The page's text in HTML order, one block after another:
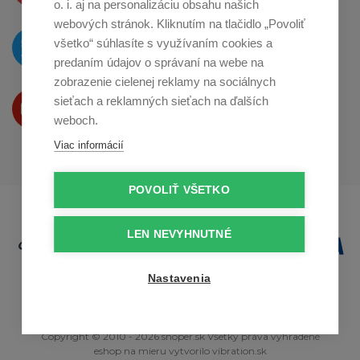
O novinkách píšeme
na Twitteri
Produkty Vám predstavujeme
naYoutube
Copyright © 2010 - 2026 snoper.sk Všetky práva vyhradené
eshop na mieru vytvorilo vibration.sk
o. i. aj na personalizáciu obsahu našich
webových stránok. Kliknutím na tlačidlo „Povoliť
všetko“ súhlasíte s využívaním cookies a
predaním údajov o správaní na webe na
zobrazenie cielenej reklamy na sociálnych
sieťach a reklamných sieťach na ďalších
weboch.
Viac informácií
POVOLIŤ VŠETKO
LEN NEVYHNUTNÉ
Nastavenia